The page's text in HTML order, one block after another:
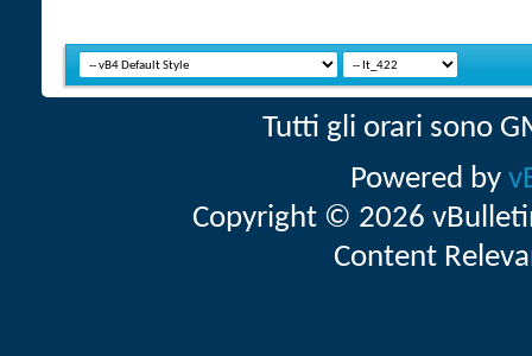
Tutti gli orari sono
Powered by
Copyright © 2026
Content